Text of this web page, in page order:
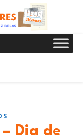
Dia de